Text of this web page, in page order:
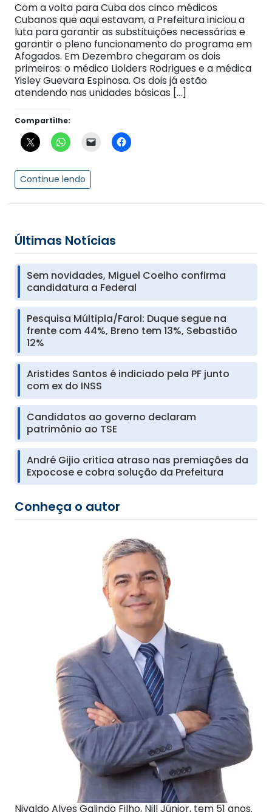
Com a volta para Cuba dos cinco médicos
Cubanos que aqui estavam, a Prefeitura iniciou a
luta para garantir as substituições necessárias e
garantir o pleno funcionamento do programa em
Afogados. Em Dezembro chegaram os dois
primeiros: o médico Liolders Rodrigues e a médica
Yisley Guevara Espinosa. Os dois já estão
atendendo nas unidades básicas […]
Compartilhe:
Continue lendo
Últimas Notícias
Sem novidades, Miguel Coelho confirma
candidatura a Federal
Pesquisa Múltipla/Farol: Duque segue na
frente com 44%, Breno tem 13%, Sebastião
12%
Aristides Santos é indiciado pela PF junto
com ex do INSS
Candidatos ao governo declaram
patrimônio ao TSE
André Gijio critica atraso nas premiações da
Expocose e cobra solução da Prefeitura
Conheça o autor
Nivaldo Alves Galindo Filho, Nill Júnior, tem 51 anos.